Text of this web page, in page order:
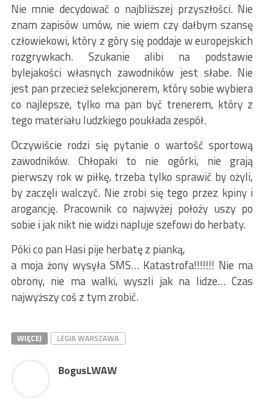
Nie mnie decydować o najbliższej przyszłości. Nie
znam zapisów umów, nie wiem czy dałbym szansę
człowiekowi, który z góry się poddaje w europejskich
rozgrywkach. Szukanie alibi na podstawie
bylejakości własnych zawodników jest słabe. Nie
jest pan przecież selekcjonerem, który sobie wybiera
co najlepsze, tylko ma pan być trenerem, który z
tego materiału ludzkiego poukłada zespół.
Oczywiście rodzi się pytanie o wartość sportową
zawodników. Chłopaki to nie ogórki, nie grają
pierwszy rok w piłkę, trzeba tylko sprawić by ożyli,
by zaczęli walczyć. Nie zrobi się tego przez kpiny i
arogancję. Pracownik co najwyżej położy uszy po
sobie i jak nikt nie widzi napluje szefowi do herbaty.
Póki co pan Hasi pije herbatę z pianką,
a moja żony wysyła SMS… Katastrofa!!!!!!! Nie ma
obrony, nie ma walki, wyszli jak na lidze… Czas
najwyższy coś z tym zrobić.
WIĘCEJ LEGIA WARSZAWA
BogusLWAW